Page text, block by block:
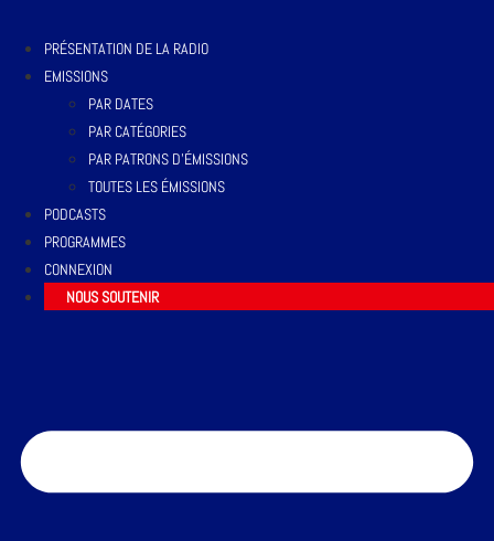
PRÉSENTATION DE LA RADIO
EMISSIONS
PAR DATES
PAR CATÉGORIES
PAR PATRONS D’ÉMISSIONS
TOUTES LES ÉMISSIONS
PODCASTS
PROGRAMMES
CONNEXION
NOUS SOUTENIR